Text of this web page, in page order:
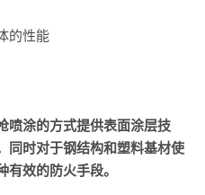
的性能
喷涂的方式提供表面涂层技
同时对于钢结构和塑料基材使
效的防火手段。